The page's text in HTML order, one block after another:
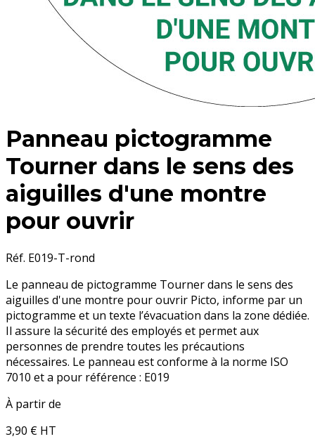
Panneau pictogramme
Tourner dans le sens des
aiguilles d'une montre
pour ouvrir
Réf. E019-T-rond
Le panneau de pictogramme Tourner dans le sens des
aiguilles d'une montre pour ouvrir Picto, informe par un
pictogramme et un texte l’évacuation dans la zone dédiée.
Il assure la sécurité des employés et permet aux
personnes de prendre toutes les précautions
nécessaires. Le panneau est conforme à la norme ISO
7010 et a pour référence : E019
À partir de
3,90 € HT